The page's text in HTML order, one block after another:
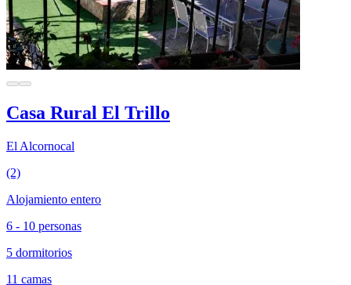
Casa Rural El Trillo
El Alcornocal
(2)
Alojamiento entero
6 - 10 personas
5 dormitorios
11 camas